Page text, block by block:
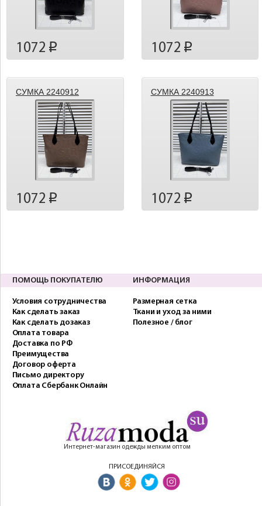
1072 p 1072 p
СУМКА 2240912
1072 p
СУМКА 2240913
1072 p
ПОМОЩЬ ПОКУПАТЕЛЮ
Условия сотрудничества
Как сделать заказ
Как сделать дозаказ
Оплата товара
Доставка по РФ
Преимущества
Договор оферта
Письмо директору
Оплата Сбербанк Онлайн
ИНФОРМАЦИЯ
Размерная сетка
Ткани и уход за ними
Полезное / блог
Интернет-магазин одежды мелким оптом
ПРИСОЕДИНЯЙСЯ